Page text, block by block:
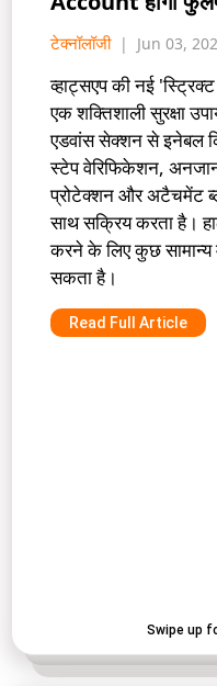
टेक्नॉलॉजी Jun 03,
व्हाट्सएप की नई
एक शक्तिशाली सुरक्षा
एडवांस सेक्शन से इनेबल
स्टेप वेरिफिकेशन,
प्रोटेक्शन और अटैचमेंट
साथ सक्रिय करता है।
करने के लिए कुछ
सकता है।
Read Full Article
Swipe up